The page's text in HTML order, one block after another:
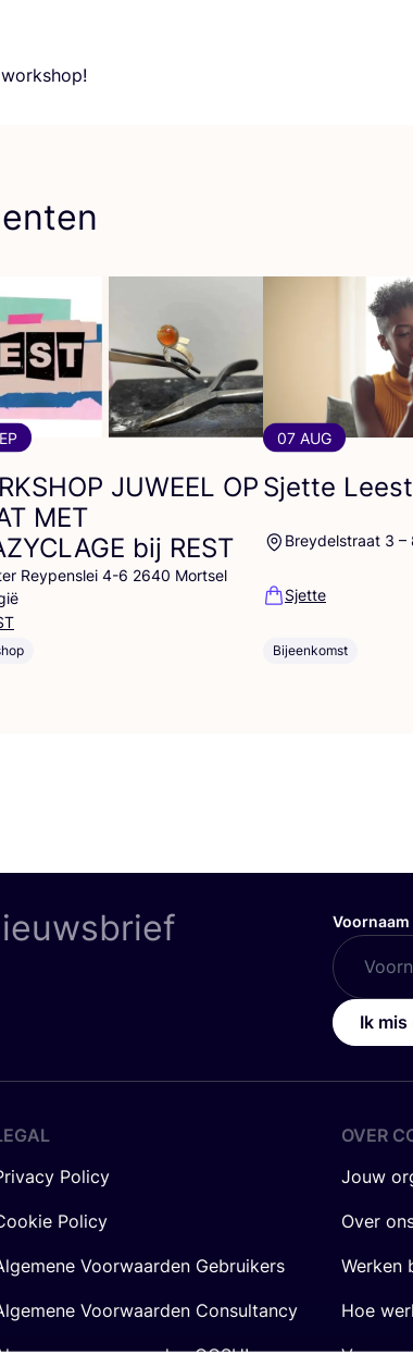
JUWEEL OP
MET
bij REST
Reypenslei 4-6 2640 Mortsel
07 AUG
Sjette
Breydelstraat 3 –
Sjette
Bijeenkomst
Voornaam
Ik mis
Policy
Policy
Voorwaarden Gebruikers
Voorwaarden Consultancy
OVER
Jouw
Over
Werken
Hoe